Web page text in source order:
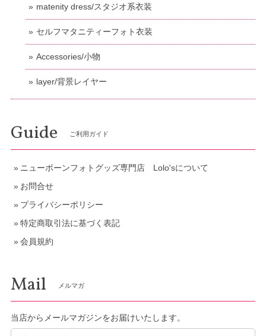
matenity dress/スタジオ系衣装
セルフマタニティーフォト衣装
Accessories/小物
layer/背景レイヤー
Guide ご利用ガイド
ニューボーンフォトグッズ専門店 Lolo'sについて
お問合せ
プライバシーポリシー
特定商取引法に基づく表記
会員規約
Mail メルマガ
当店からメールマガジンをお届けいたします。